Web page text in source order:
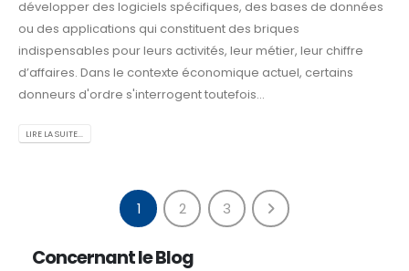
développer des logiciels spécifiques, des bases de données
ou des applications qui constituent des briques
indispensables pour leurs activités, leur métier, leur chiffre
d’affaires. Dans le contexte économique actuel, certains
donneurs d'ordre s'interrogent toutefois...
LIRE LA SUITE...
1 2 3
Concernant le Blog